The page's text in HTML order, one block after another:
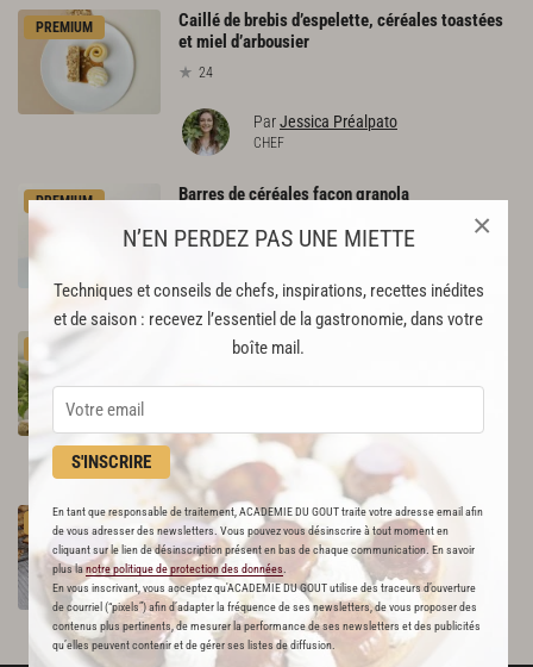
N’EN PERDEZ PAS UNE MIETTE
Techniques et conseils de chefs, inspirations, recettes inédites
et de saison : recevez l’essentiel de la gastronomie, dans votre
boîte mail.
S'INSCRIRE
En tant que responsable de traitement, ACADEMIE DU GOUT traite votre adresse email afin
de vous adresser des newsletters. Vous pouvez vous désinscrire à tout moment en
cliquant sur le lien de désinscription présent en bas de chaque communication. En savoir
plus lanotre politique de protection des données
En vous inscrivant, vous acceptez qu'ACADEMIE DU GOUT utilise des traceurs d’ouverture
de courriel (“pixels”) afin d’adapter la fréquence de ses newsletters, de vous proposer des
contenus plus pertinents, de mesurer la performance de ses newsletters et des publicités
qu’elles peuvent contenir et de gérer ses listes de diffusion.
×
PREMIUM
Caillé de brebis d’espelette, céréales toastées
et miel d’arbousier
24
ParJessica Préalpato
CHEF
PREMIUM Barresdecéréalesfaçongranola
CHEF
PREMIUM
Velouté d’ortie, croûtons de graines & herbes
ParRomain Meder
et 2 autres chefs
PREMIUM Crackersauxgraines
343
ParAcadémie du Goût
LA RÉDACTION